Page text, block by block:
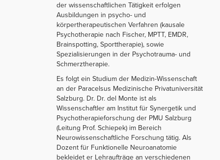
der wissenschaftlichen Tätigkeit erfolgen
Ausbildungen in psycho- und
körpertherapeutischen Verfahren (kausale
Psychotherapie nach Fischer, MPTT, EMDR,
Brainspotting, Sporttherapie), sowie
Spezialisierungen in der Psychotrauma- und
Schmerztherapie.
Es folgt ein Studium der Medizin-Wissenschaft
an der Paracelsus Medizinische Privatuniversität
Salzburg. Dr. Dr. del Monte ist als
Wissenschaftler am Institut für Synergetik und
Psychotherapieforschung der PMU Salzburg
(Leitung Prof. Schiepek) im Bereich
Neurowissenschaftliche Forschung tätig. Als
Dozent für Funktionelle Neuroanatomie
bekleidet er Lehraufträge an verschiedenen